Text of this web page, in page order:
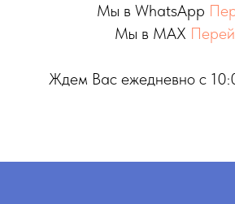
Мы в WhatsApp
Мы в MAX
Ждем Вас ежедневно с